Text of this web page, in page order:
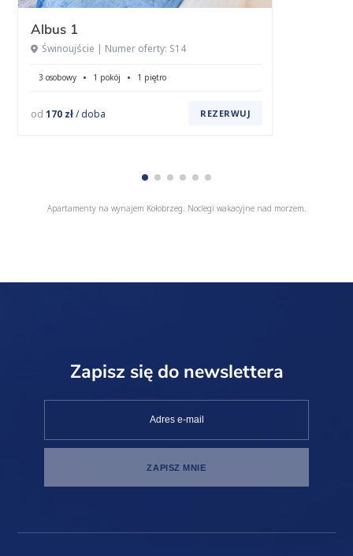
Albus 1
Świnoujście | Numer oferty: S14
3 osobowy 1 pokój 1 piętro
od170 zł/ doba REZERWUJ
Apartamenty na wynajem Kołobrzeg. Noclegi wakacyjne nad morzem.
Zapisz się do newslettera